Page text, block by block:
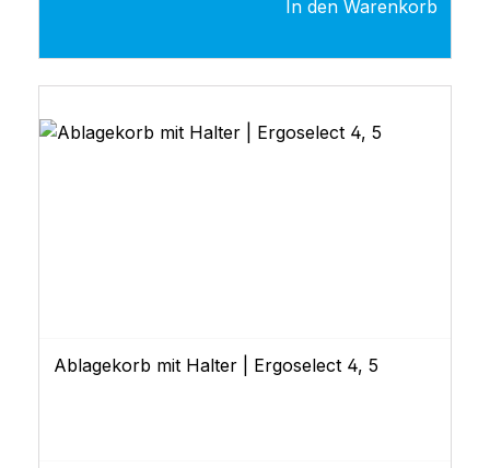
In den Warenkorb
Ablagekorb mit Halter | Ergoselect 4, 5